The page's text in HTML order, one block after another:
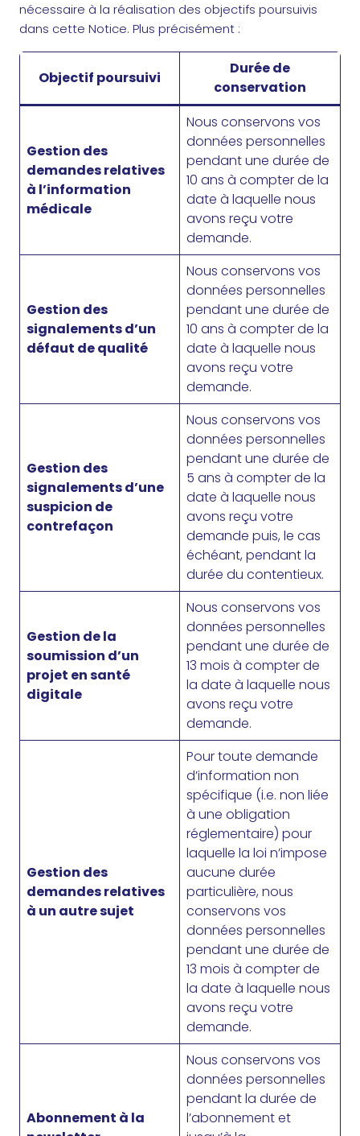
nécessaire à la réalisation des objectifs poursuivis
dans cette Notice. Plus précisément :
Objectif poursuivi
Durée de
conservation
Gestion des
demandes relatives
à l’information
médicale
Nous conservons vos
données personnelles
pendant une durée de
10 ans à compter de la
date à laquelle nous
avons reçu votre
demande.
Gestion des
signalements d’un
défaut de qualité
Nous conservons vos
données personnelles
pendant une durée de
10 ans à compter de la
date à laquelle nous
avons reçu votre
demande.
Gestion des
signalements d’une
suspicion de
contrefaçon
Nous conservons vos
données personnelles
pendant une durée de
5 ans à compter de la
date à laquelle nous
avons reçu votre
demande puis, le cas
échéant, pendant la
durée du contentieux.
Gestion de la
soumission d’un
projet en santé
digitale
Nous conservons vos
données personnelles
pendant une durée de
13 mois à compter de
la date à laquelle nous
avons reçu votre
demande.
Gestion des
demandes relatives
à un autre sujet
Pour toute demande
d’information non
spécifique (i.e. non liée
à une obligation
réglementaire) pour
laquelle la loi n’impose
aucune durée
particulière, nous
conservons vos
données personnelles
pendant une durée de
13 mois à compter de
la date à laquelle nous
avons reçu votre
demande.
Abonnement à la
Nous conservons vos
données personnelles
pendant la durée de
l’abonnement et